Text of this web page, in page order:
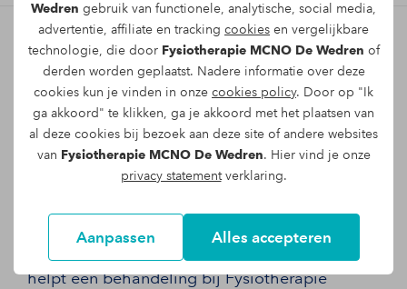
Wedren gebruik van functionele, analytische, social media,
advertentie, affiliate en tracking cookies en vergelijkbare
technologie, die door Fysiotherapie MCNO De Wedren of
derden worden geplaatst. Nadere informatie over deze
cookies kun je vinden in onze cookies policy. Door op "Ik
ga akkoord" te klikken, ga je akkoord met het plaatsen van
al deze cookies bij bezoek aan deze site of andere websites
van Fysiotherapie MCNO De Wedren. Hier vind je onze
privacy statementverklaring.
Aanpassen Alles accepteren
Hersenletsel (niet
aangeboren) behandelen in
Nijmegen
Is er bij jou sprake van beschadiging van het
Korter gezegd: heb jij niet aangeboren
hersenletsel, formeel afgekort met NAH? Dan
helpt een behandeling bij Fysiotherapie